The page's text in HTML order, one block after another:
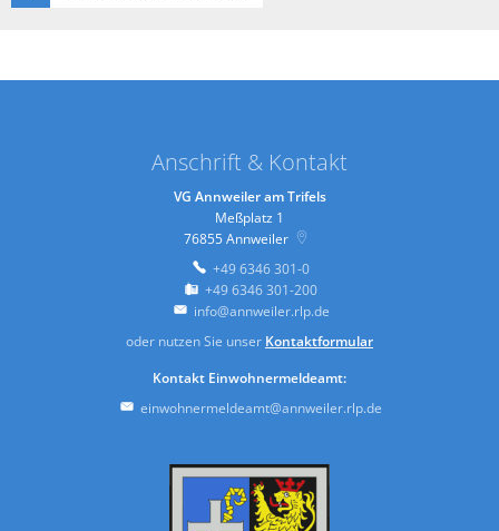
Anschrift & Kontakt
VG Annweiler am Trifels
Meßplatz 1
76855Annweiler
+49 6346 301-0
+49 6346 301-200
info@annweiler.rlp.de
oder nutzen Sie unser Kontaktformular
Kontakt Einwohnermeldeamt:
einwohnermeldeamt@annweiler.rlp.de